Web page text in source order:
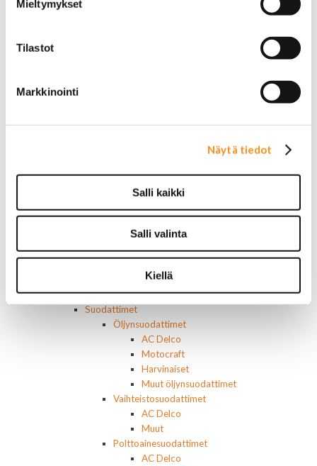
Mieltymykset
Tilastot
Markkinointi
Näytä tiedot
Salli kaikki
Salli valinta
Kiellä
Vapaatuulettimet ja viskokytkimet
Kiinnikkeet ja pidikkeet
Alapallonivelet
Yläpallonivelet
Raidetangonpäät sisempi
Vakaajan linkit
Polttoaine- ja ilmanottolaitteet
Suodattimet
Öljynsuodattimet
AC Delco
Motocraft
Harvinaiset
Muut öljynsuodattimet
Vaihteistosuodattimet
AC Delco
Muut
Polttoainesuodattimet
AC Delco